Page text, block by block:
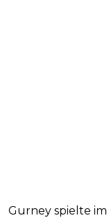
Gurney spielte